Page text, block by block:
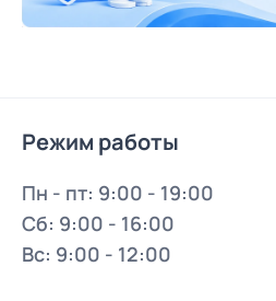
Режим работы
Пн - пт: 9:00 - 19:00
Сб: 9:00 - 16:00
Вс: 9:00 - 12:00